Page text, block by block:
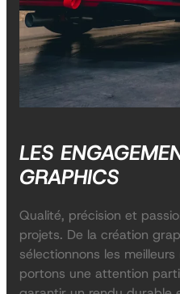
LES
GRAPHICS
Qualité, précision et
projets. De la création
sélectionnons les
portons une attention